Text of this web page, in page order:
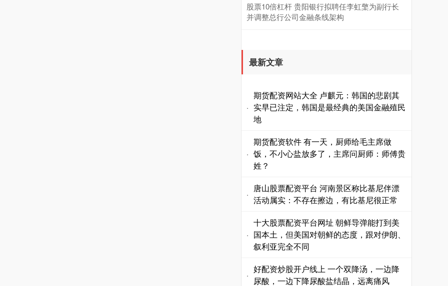
股票10倍杠杆 贵阳银行拟聘任李虹檠为副行长
并调整总行公司金融条线架构
最新文章
·
期货配资网站大全 卢麒元：韩国的悲剧其
实早已注定，韩国是最经典的美国金融殖民
地
·
期货配资软件 有一天，厨师给毛主席做
饭，不小心盐放多了，主席问厨师：师傅贵
姓？
·
唐山股票配资平台 河南景区称比基尼伴漂
活动属实：不存在擦边，有比基尼很正常
·
十大股票配资平台网址 朝鲜导弹能打到美
国本土，但美国对朝鲜的态度，跟对伊朗、
叙利亚完全不同
·
好配资炒股开户线上 一个双降汤，一边降
尿酸，一边下降尿酸盐结晶，远离痛风